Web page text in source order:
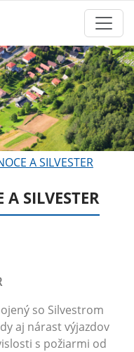
A SILVESTER
A SILVESTER
so Silvestrom
aj nárast výjazdov
s požiarmi od